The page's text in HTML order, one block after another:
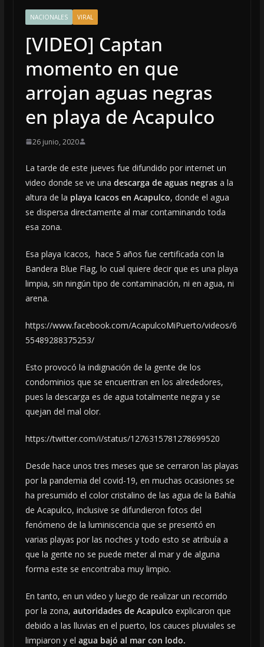
NACIONALES VIRAL
[VIDEO] Captan
momento en que
arrojan aguas negras
en playa de Acapulco
26 junio, 2020
La tarde de este jueves fue difundido por internet un
video donde se ve una descarga de aguas negras a la
altura de la playa Icacos en Acapulco, donde el agua
se dispersa directamente al mar contaminando toda
esa zona.
Esa playa Icacos, hace 5 años fue certificada con la
Bandera Blue Flag, lo cual quiere decir que es una playa
limpia, sin ningún tipo de contaminación, ni en agua, ni
arena.
https://www.facebook.com/AcapulcoMiPuerto/videos/6
55489288375253/
Esto provocó la indignación de la gente de los
condominios que se encuentran en los alrededores,
pues la descarga es de agua totalmente negra y se
quejan del mal olor.
https://twitter.com/i/status/1276315781278699520
Desde hace unos tres meses que se cerraron las playas
por la pandemia del covid-19, en muchas ocasiones se
ha presumido el color cristalino de las agua de la Bahía
de Acapulco, inclusive se difundieron fotos del
fenómeno de la luminiscencia que se presentó en
varias playas por las noches y todo esto se atribuía a
que la gente no se puede meter al mar y de alguna
forma este se encontraba muy limpio.
En tanto, en un video y luego de realizar un recorrido
por la zona, autoridades de Acapulco explicaron que
debido a las lluvias en el puerto, los cauces pluviales se
limpiaron y el agua bajó al mar con lodo.